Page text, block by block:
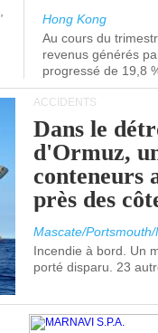
Hong Kong
Au cours du
revenus générés
progressé de 19,8
ACCIDENTS
Dans le
d'Ormuz,
conteneurs
près des
Mascate/
Incendie à bord. Un
porté disparu. 23